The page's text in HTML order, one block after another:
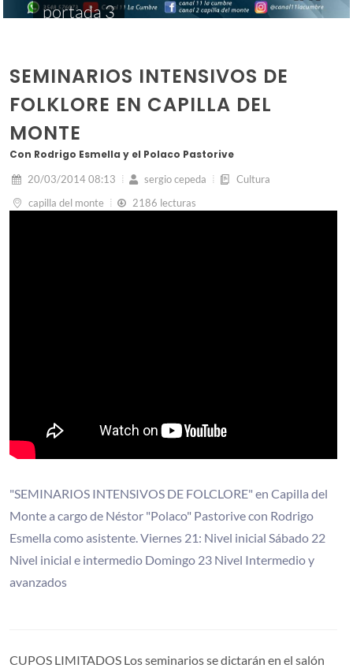
portada 3
SEMINARIOS INTENSIVOS DE
FOLKLORE EN CAPILLA DEL
MONTE
Con Rodrigo Esmella y el Polaco Pastorive
20/03/2014 08:13 sergio cepeda
Cultura
capilla del monte
2186 lecturas
"SEMINARIOS INTENSIVOS DE FOLCLORE" en Capilla del
Monte a cargo de Néstor "Polaco" Pastorive con Rodrigo
Esmella como asistente. Viernes 21: Nivel inicial Sábado 22
Nivel inicial e intermedio Domingo 23 Nivel Intermedio y
avanzados
CUPOS LIMITADOS Los seminarios se dictarán en el salón